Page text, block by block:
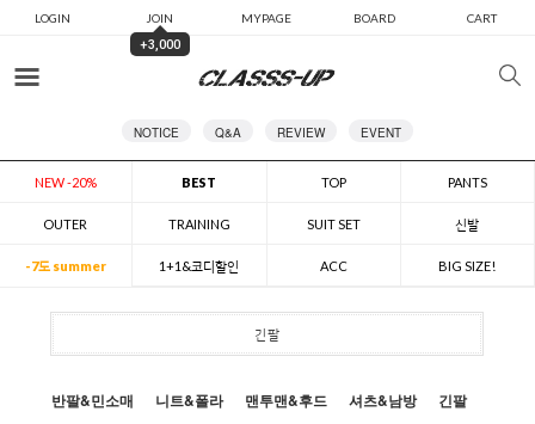
LOGIN JOIN MYPAGE BOARD CART
+3,000
NOTICE Q&A REVIEW EVENT
NEW -20% BEST TOP PANTS
OUTER TRAINING SUIT SET 신발
-7도 summer 1+1&코디할인 ACC BIG SIZE!
긴팔
반팔&민소매 니트&폴라 맨투맨&후드 셔츠&남방 긴팔